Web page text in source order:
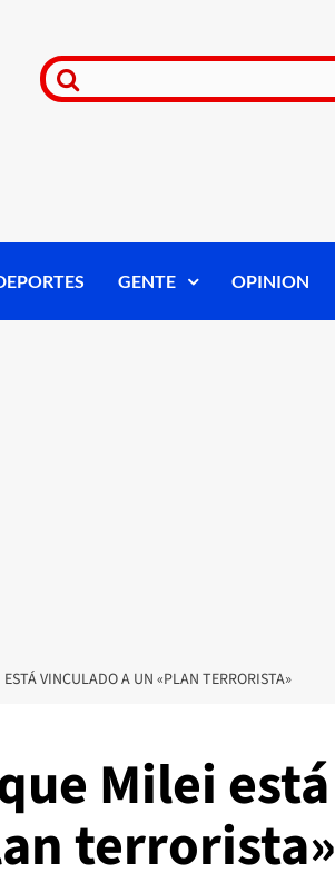
GENTE OPINION
VINCULADO A UN «PLAN TERRORISTA»
Milei está
terrorista»